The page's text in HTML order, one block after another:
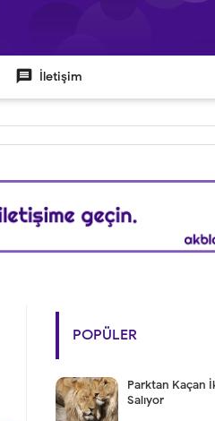
message İletişim
POPÜLER
Parktan Kaçan
Salıyor